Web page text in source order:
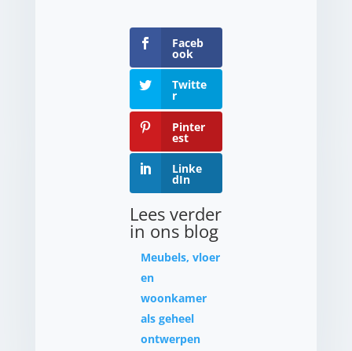
Faceb
ook
Twitte
r
Pinter
est
Linke
dIn
Lees verder
in ons blog
Meubels, vloer
en
woonkamer
als geheel
ontwerpen